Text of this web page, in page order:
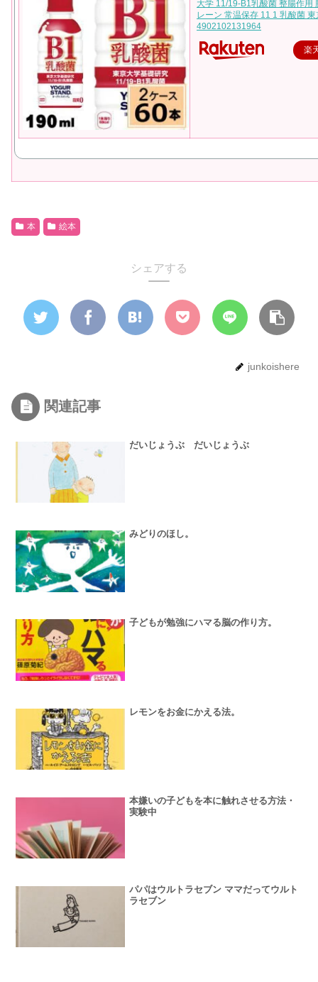
大学 11/19-B1乳酸菌 整腸作用
レーン 常温保存 11 1 乳酸菌 東
4902102131964
楽
本 絵本
シェアする
junkoishere
関連記事
だいじょうぶ だいじょうぶ
みどりのほし。
子どもが勉強にハマる脳の作り方。
レモンをお金にかえる法。
本嫌いの子どもを本に触れさせる方法・
実験中
パパはウルトラセブン ママだってウルト
ラセブン